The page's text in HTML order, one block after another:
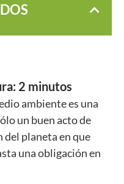
2 minutos
ambiente es una
un buen acto de
del planeta en que
una obligación en